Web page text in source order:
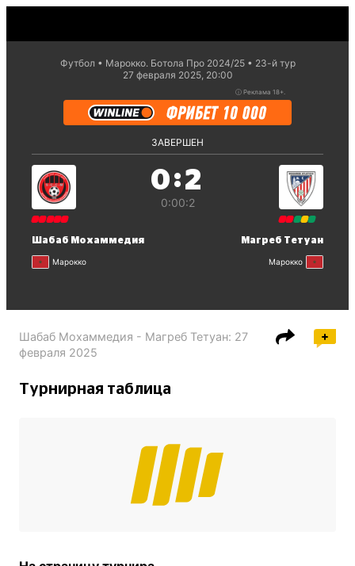
Футбол Марокко. Ботола Про 2024/25
23-й тур
27 февраля 2025, 20:00
ⓘ Реклама 18+.
ЗАВЕРШЕН
Шабаб Мохаммедия
Марокко
0:2
0:00:2
Магреб Тетуан
Марокко
Шабаб Мохаммедия - Магреб Тетуан: 27
февраля 2025
Турнирная таблица